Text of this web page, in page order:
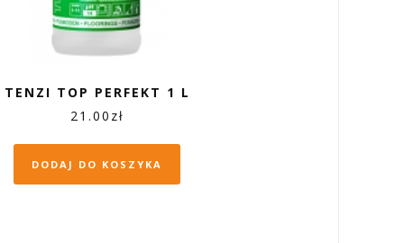
TENZI TOP PERFEKT 1 L
21.00 zł
DODAJ DO KOSZYKA